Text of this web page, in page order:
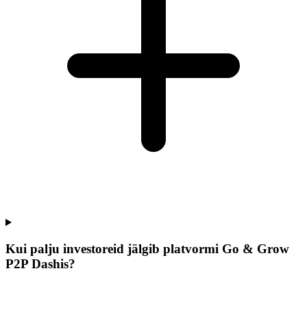
Kui palju investoreid jälgib platvormi Go & Grow
P2P Dashis?